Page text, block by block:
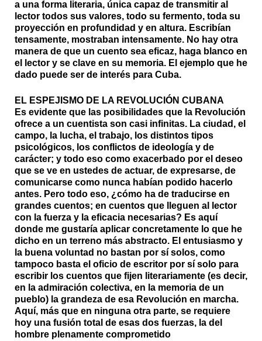
a una forma literaria, única capaz de transmitir al
lector todos sus valores, todo su fermento, toda su
proyección en profundidad y en altura. Escribían
tensamente, mostraban intensamente. No hay otra
manera de que un cuento sea eficaz, haga blanco en
el lector y se clave en su memoria. El ejemplo que he
dado puede ser de interés para Cuba.
EL ESPEJISMO DE LA REVOLUCIÓN CUBANA
Es evidente que las posibilidades que la Revolución
ofrece a un cuentista son casi infinitas. La ciudad, el
campo, la lucha, el trabajo, los distintos tipos
psicológicos, los conflictos de ideología y de
carácter; y todo eso como exacerbado por el deseo
que se ve en ustedes de actuar, de expresarse, de
comunicarse como nunca habían podido hacerlo
antes. Pero todo eso, ¿cómo ha de traducirse en
grandes cuentos; en cuentos que lleguen al lector
con la fuerza y la eficacia necesarias? Es aquí
donde me gustaría aplicar concretamente lo que he
dicho en un terreno más abstracto. El entusiasmo y
la buena voluntad no bastan por sí solos, como
tampoco basta el oficio de escritor por sí solo para
escribir los cuentos que fijen literariamente (es decir,
en la admiración colectiva, en la memoria de un
pueblo) la grandeza de esa Revolución en marcha.
Aquí, más que en ninguna otra parte, se requiere
hoy una fusión total de esas dos fuerzas, la del
hombre plenamente comprometido